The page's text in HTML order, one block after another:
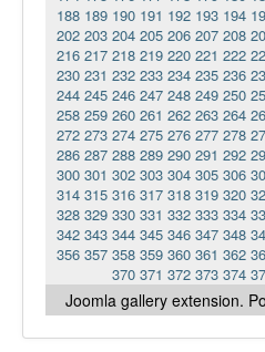
188 189 190 191 192 193 194
202 203 204 205 206 207 208
216 217 218 219 220 221 222
230 231 232 233 234 235 236
244 245 246 247 248 249 250
258 259 260 261 262 263 264
272 273 274 275 276 277 278
286 287 288 289 290 291 292
300 301 302 303 304 305 306
314 315 316 317 318 319 320
328 329 330 331 332 333 334
342 343 344 345 346 347 348
356 357 358 359 360 361 362
370 371 372 373 374
Joomla gallery extension.